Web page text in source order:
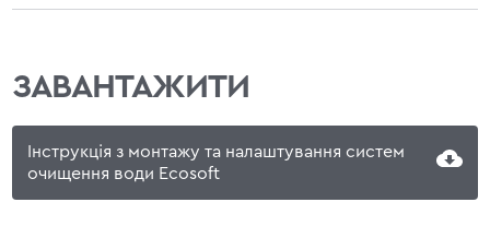
ЗАВАНТАЖИТИ
Інструкція з монтажу та налаштування систем
очищення води Ecosoft